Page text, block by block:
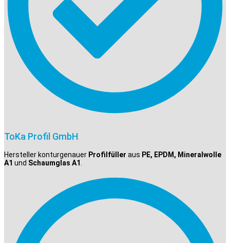
ToKa Profil GmbH
Hersteller konturgenauer Profilfüller aus PE, EPDM, Mineralwolle
A1 und Schaumglas A1.